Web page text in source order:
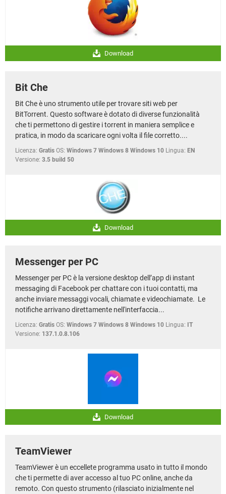
Download
Bit Che
Bit Che è uno strumento utile per trovare siti web per
BitTorrent. Questo software è dotato di diverse funzionalità
che ti permettono di gestire i torrent in maniera semplice e
pratica, in modo da scaricare ogni volta il file corretto....
Licenza: Gratis OS: Windows 7 Windows 8 Windows 10 Lingua: EN
Versione: 3.5 build 50
Download
Messenger per PC
Messenger per PC è la versione desktop dell’app di instant
messaging di Facebook per chattare con i tuoi contatti, ma
anche inviare messaggi vocali, chiamate e videochiamate. Le
notifiche arrivano direttamente nell'interfaccia...
Licenza: Gratis OS: Windows 7 Windows 8 Windows 10 Lingua: IT
Versione: 137.1.0.8.106
Download
TeamViewer
TeamViewer è un eccellete programma usato in tutto il mondo
che ti permette di aver accesso al tuo PC online, anche da
remoto. Con questo strumento (rilasciato inizialmente nel